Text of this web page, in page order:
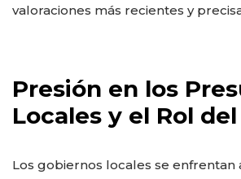
valoraciones más recientes y
Presión en los
Locales y el Rol
Los gobiernos locales se enfrentan